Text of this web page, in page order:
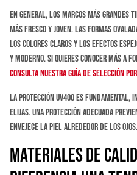
En general, los marcos más grandes
más fresco y joven. Las formas
Los colores claros y los efectos
y moderno. Si quieres conocer más a
consulta nuestra guía de selección
La protección UV400 es
elijas. Una protección adecuada
envejece la piel alrededor de los ojos.
Materiales de